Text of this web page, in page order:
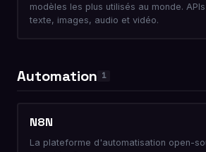
modèles les plus utilisés au monde.
texte, images, audio et vidéo.
Automation 1
N8N
La plateforme d'automatisation open-